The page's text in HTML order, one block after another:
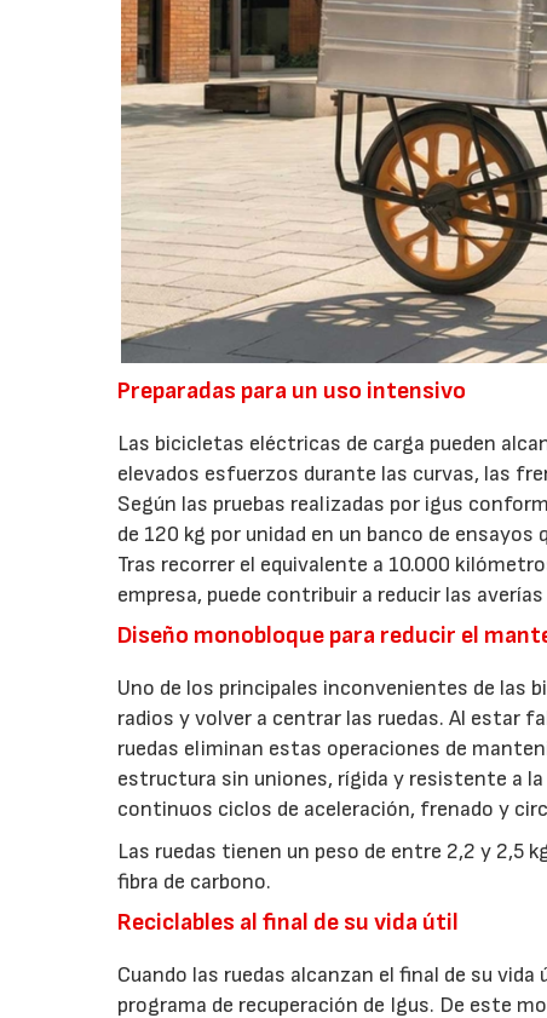
Preparadas para un uso intensivo
Las bicicletas eléctricas de carga pueden
elevados esfuerzos durante las curvas, las
Según las pruebas realizadas por igus
de 120 kg por unidad en un banco de
Tras recorrer el equivalente a 10.000
empresa, puede contribuir a reducir las
Diseño monobloque para reducir el
Uno de los principales inconvenientes de las
radios y volver a centrar las ruedas. Al estar
ruedas eliminan estas operaciones de
estructura sin uniones, rígida y resistente a
continuos ciclos de aceleración, frenado y
Las ruedas tienen un peso de entre 2,2 y 2,5
fibra de carbono.
Reciclables al final de su vida útil
Cuando las ruedas alcanzan el final de su
programa de recuperación de Igus. De este